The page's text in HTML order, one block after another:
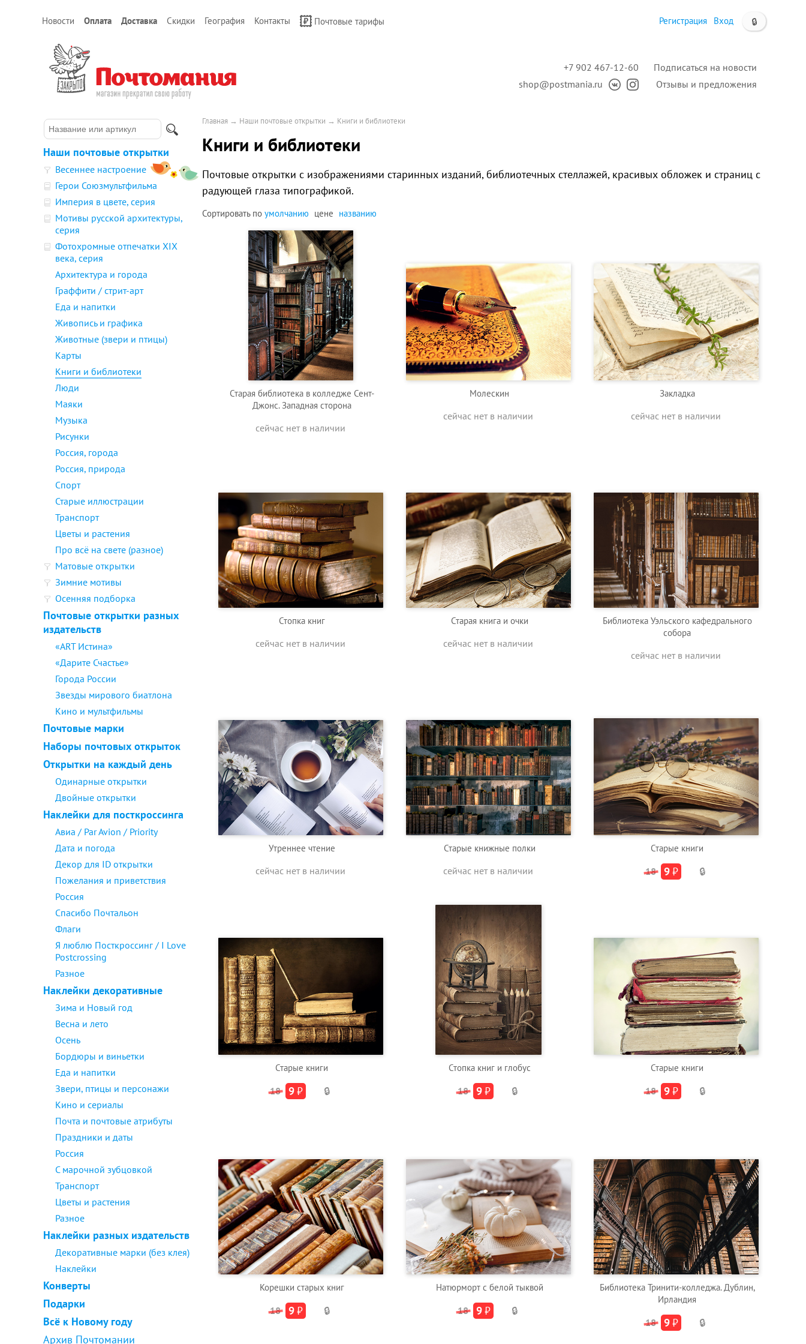
Новости Оплата Доставка Скидки География Контакты Почтовые тарифы 🔒
Регистрация Вход
Подписаться на новости
Отзывы и предложения
+7 902 467-12-60
shop@postmania.ru
Наши почтовые открытки
Весеннее настроение
Герои Союзмультфильма
Империя в цвете, серия
Мотивы русской архитектуры,
серия
Фотохромные отпечатки XIX
века, серия
Архитектура и города
Граффити / стрит-арт
Еда и напитки
Живопись и графика
Животные (звери и птицы)
Карты
Книги и библиотеки
Люди
Маяки
Музыка
Рисунки
Россия, города
Россия, природа
Спорт
Старые иллюстрации
Транспорт
Цветы и растения
Про всё на свете (разное)
Матовые открытки
Зимние мотивы
Осенняя подборка
Почтовые открытки разных
издательств
«ART Истина»
«Дарите Счастье»
Города России
Звезды мирового биатлона
Кино и мультфильмы
Почтовые марки
Наборы почтовых открыток
Открытки на каждый день
Одинарные открытки
Двойные открытки
Наклейки для посткроссинга
Авиа / Par Avion / Priority
Дата и погода
Декор для ID открытки
Пожелания и приветствия
Россия
Спасибо Почтальон
Флаги
Я люблю Посткроссинг / I Love
Postcrossing
Разное
Наклейки декоративные
Зима и Новый год
Весна и лето
Осень
Бордюры и виньетки
Еда и напитки
Звери, птицы и персонажи
Кино и сериалы
Почта и почтовые атрибуты
Праздники и даты
Россия
С марочной зубцовкой
Транспорт
Цветы и растения
Разное
Наклейки разных издательств
Декоративные марки (без клея)
Наклейки
Конверты
Подарки
Всё к Новому году
Архив Почтомании
Главная → Наши почтовые открытки → Книги и библиотеки
Книги и библиотеки
Почтовые открытки с изображениями старинных изданий, библиотечных стеллажей, красивых обложек и страниц с
радующей глаза типографикой.
Сортировать по умолчанию цене названию
Старая библиотека в колледже Сент-
Джонс. Западная сторона
сейчас нет в наличии
Молескин
сейчас нет в наличии
Закладка
сейчас нет в наличии
Стопка книг
сейчас нет в наличии
Старая книга и очки
сейчас нет в наличии
Библиотека Уэльского кафедрального
собора
сейчас нет в наличии
Утреннее чтение
сейчас нет в наличии
Старые книжные полки
сейчас нет в наличии
Старые книги
18 9₽ 🔒
Старые книги
18 9₽ 🔒
Стопка книг и глобус
18 9₽ 🔒
Старые книги
18 9₽ 🔒
Корешки старых книг
18 9₽ 🔒
Натюрморт с белой тыквой
18 9₽ 🔒
Библиотека Тринити-колледжа. Дублин,
Ирландия
18 9₽ 🔒